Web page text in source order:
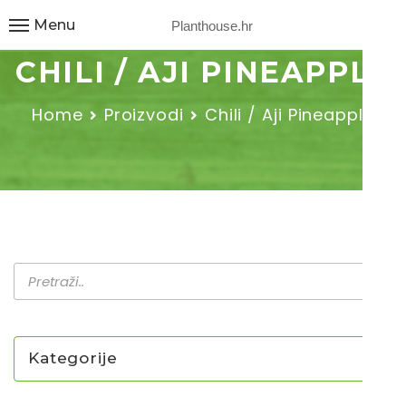
Planthouse.hr
Menu
CHILI / AJI PINEAPPLE
Home Proizvodi Chili / Aji Pineapple
Kategorije